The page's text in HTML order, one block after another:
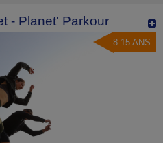
- Planet' Parkour
8-15 ANS